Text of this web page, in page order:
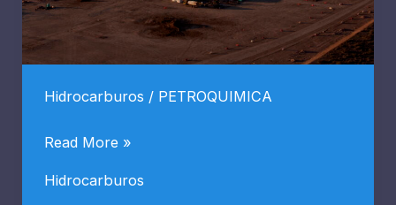
Hidrocarburos / PETROQUIMICA
Tecpetrol
Read More »
Hidrocarburos